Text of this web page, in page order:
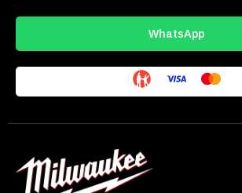
WhatsApp